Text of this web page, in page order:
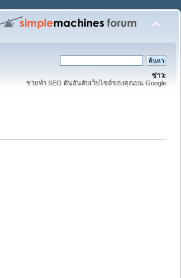
ข่าว:
ช่วยทำ SEO ดันอันดับเว็บไซต์ของคุณบน Google